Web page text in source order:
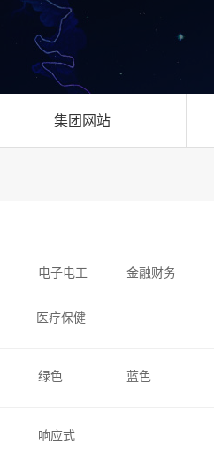
集团网站
电子电工 金融财务
医疗保健
绿色 蓝色
响应式